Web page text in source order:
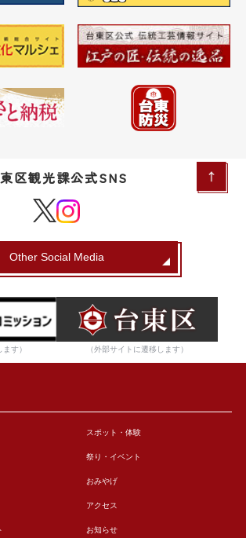
区観光課公式SNS
Other Social Media
す） （外部サイトに遷移します）
スポット・体験
祭り・イベント
おみやげ
アクセス
お知らせ